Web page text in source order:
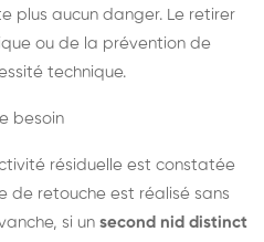
plus aucun danger. Le retirer
ou de la prévention de
technique.
besoin
résiduelle est constatée
de retouche est réalisé sans
si un second nid distinct